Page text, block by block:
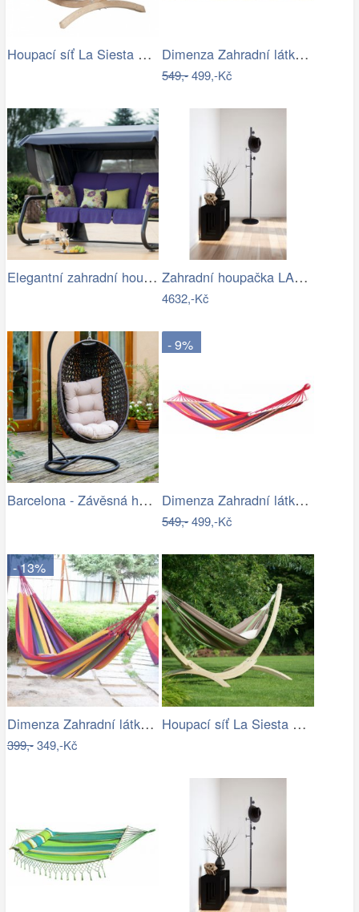
Houpací síť La Siesta Bossanova Family … Dimenza Zahradní látková houpací síť s…
549,-499,-Kč
Elegantní zahradní houpačka VENEZIA Zahradní houpačka LAMIA Tempo Kondela
4632,-Kč
Barcelona - Závěsná houpačka (hnědá)
- 9%
Dimenza Zahradní látková houpací síť s…
549,-499,-Kč
- 13%
Dimenza Zahradní látková houpačka -…
399,-349,-Kč
Houpací síť La Siesta Flora Family …